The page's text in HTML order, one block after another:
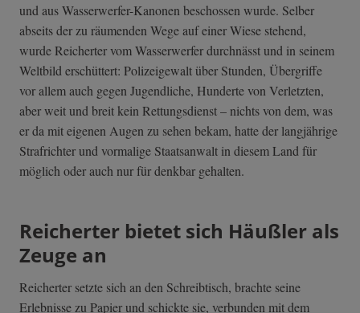
und aus Wasserwerfer-Kanonen beschossen wurde. Selber
abseits der zu räumenden Wege auf einer Wiese stehend,
wurde Reicherter vom Wasserwerfer durchnässt und in seinem
Weltbild erschüttert: Polizeigewalt über Stunden, Übergriffe
vor allem auch gegen Jugendliche, Hunderte von Verletzten,
aber weit und breit kein Rettungsdienst – nichts von dem, was
er da mit eigenen Augen zu sehen bekam, hatte der langjährige
Strafrichter und vormalige Staatsanwalt in diesem Land für
möglich oder auch nur für denkbar gehalten.
Reicherter bietet sich Häußler als
Zeuge an
Reicherter setzte sich an den Schreibtisch, brachte seine
Erlebnisse zu Papier und schickte sie, verbunden mit dem